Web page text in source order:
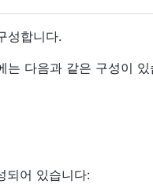
성합니다.
다음과 같은 구성이 있
되어 있습니다: